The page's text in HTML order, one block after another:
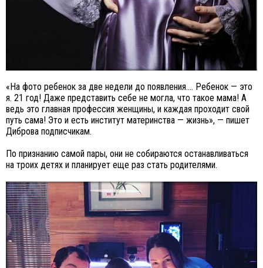
«На фото ребенок за две недели до появления.... Ребенок — это
я. 21 год! Даже представить себе не могла, что такое мама! А
ведь это главная профессия женщины, и каждая проходит свой
путь сама! Это и есть институт материнства — жизнь», — пишет
Диброва подписчикам.
По признанию самой пары, они не собираются останавливаться
на троих детях и планирует еще раз стать родителями.